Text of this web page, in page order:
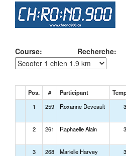
Course: Recherche:
Pos. # Participant
1
259 Roxanne Deveault
2 261 Raphaelle Alain
3 268 Marielle Harvey